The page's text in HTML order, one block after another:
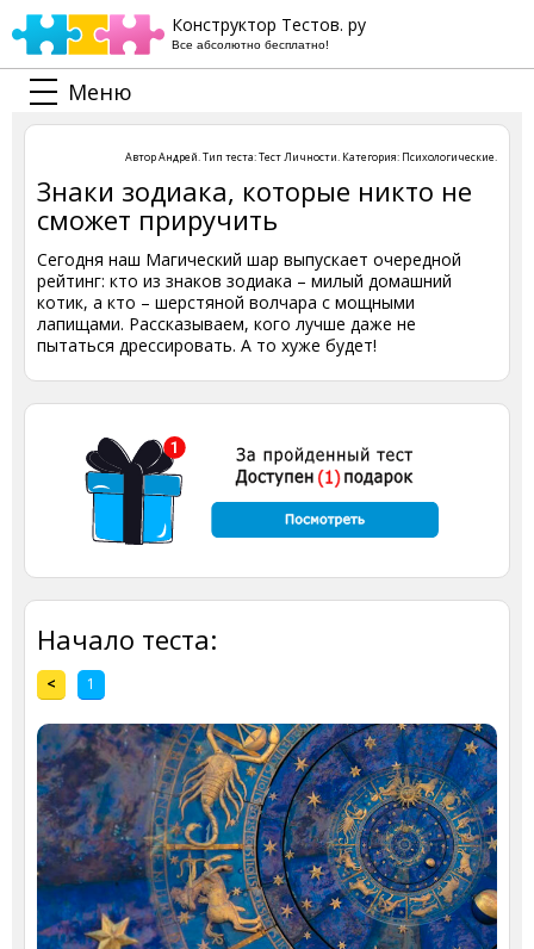
Конструктор Тестов. ру
Все абсолютно бесплатно!
Меню
АвторАндрей. Тип теста:Тест Личности. Категория: Психологические.
Знаки зодиака, которые никто не
сможет приручить
Сегодня наш Магический шар выпускает очередной
рейтинг: кто из знаков зодиака – милый домашний
котик, а кто – шерстяной волчара с мощными
лапищами. Рассказываем, кого лучше даже не
пытаться дрессировать. А то хуже будет!
Начало теста:
< 1